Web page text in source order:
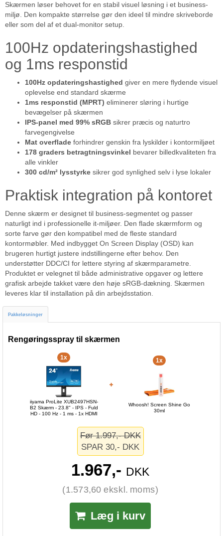
Skærmen løser behovet for en stabil visuel løsning i et business-
miljø. Den kompakte størrelse gør den ideel til mindre skriveborde
eller som del af et dual-monitor setup.
100Hz opdateringshastighed
og 1ms responstid
100Hz opdateringshastighed giver en mere flydende visuel
oplevelse end standard skærme
1ms responstid (MPRT) eliminerer sløring i hurtige
bevægelser på skærmen
IPS-panel med 99% sRGB sikrer præcis og naturtro
farvegengivelse
Mat overflade forhindrer genskin fra lyskilder i kontormiljøet
178 graders betragtningsvinkel bevarer billedkvaliteten fra
alle vinkler
300 cd/m² lysstyrke sikrer god synlighed selv i lyse lokaler
Praktisk integration på kontoret
Denne skærm er designet til business-segmentet og passer
naturligt ind i professionelle it-miljøer. Den flade skærmform og
sorte farve gør den kompatibel med de fleste standard
kontormøbler. Med indbygget On Screen Display (OSD) kan
brugeren hurtigt justere indstillingerne efter behov. Den
understøtter DDC/CI for lettere styring af skærmparametre.
Produktet er velegnet til både administrative opgaver og lettere
grafisk arbejde takket være den høje sRGB-dækning. Skærmen
leveres klar til installation på din arbejdsstation.
Pakkeløsninger
Rengøringsspray til skærmen
1x
iiyama ProLite XUB2497HSN-
B2 Skærm - 23.8" - IPS - Fuld
HD - 100 Hz - 1 ms - 1x HDMI
1x
Whoosh! Screen Shine Go
30ml
Før 1.997,- DKK
SPAR 30,- DKK
1.967,- DKK
(1.573,60 ekskl. moms)
Læg i kurv